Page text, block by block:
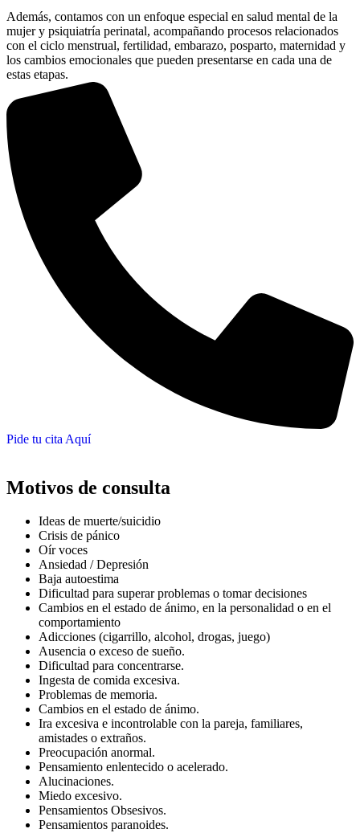
Además, contamos con un enfoque especial en salud mental de la
mujer y psiquiatría perinatal, acompañando procesos relacionados
con el ciclo menstrual, fertilidad, embarazo, posparto, maternidad y
los cambios emocionales que pueden presentarse en cada una de
estas etapas.
Pide tu cita Aquí
Motivos de consulta
Ideas de muerte/suicidio
Crisis de pánico
Oír voces
Ansiedad / Depresión
Baja autoestima
Dificultad para superar problemas o tomar decisiones
Cambios en el estado de ánimo, en la personalidad o en el
comportamiento
Adicciones (cigarrillo, alcohol, drogas, juego)
Ausencia o exceso de sueño.
Dificultad para concentrarse.
Ingesta de comida excesiva.
Problemas de memoria.
Cambios en el estado de ánimo.
Ira excesiva e incontrolable con la pareja, familiares,
amistades o extraños.
Preocupación anormal.
Pensamiento enlentecido o acelerado.
Alucinaciones.
Miedo excesivo.
Pensamientos Obsesivos.
Pensamientos paranoides.